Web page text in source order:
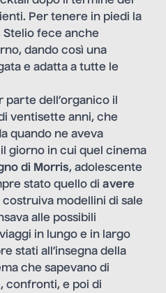
Per tenere in piedi la
Stelio fece anche
dando così una
e adatta a tutte le
dell’organico il
ventisette anni, che
quando ne aveva
giorno in cui quel cinema
di Morris, adolescente
stato quello di avere
costruiva modellini di sale
alle possibili
in lungo e in largo
stati all’insegna della
che sapevano di
confronti, e poi di